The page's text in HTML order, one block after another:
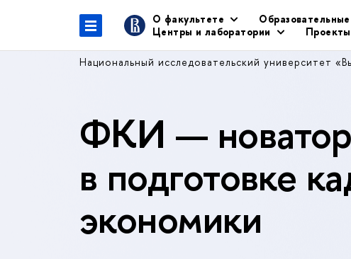
О факультете
Центры и лаборатории
Национальный исследовательский университет
ФКИ —
в подготовке
экономики